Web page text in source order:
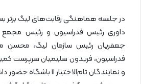
در جلسه هماهنگی رقابت‌های لیگ برتر
داوری رئیس فدراسیون و رئیس مجمع
جعفریان رئیس سازمان لیگ، محسن
فدراسیون، فریدون سلیمیان سرپرست
و نمایندگان تام‌الاختیار